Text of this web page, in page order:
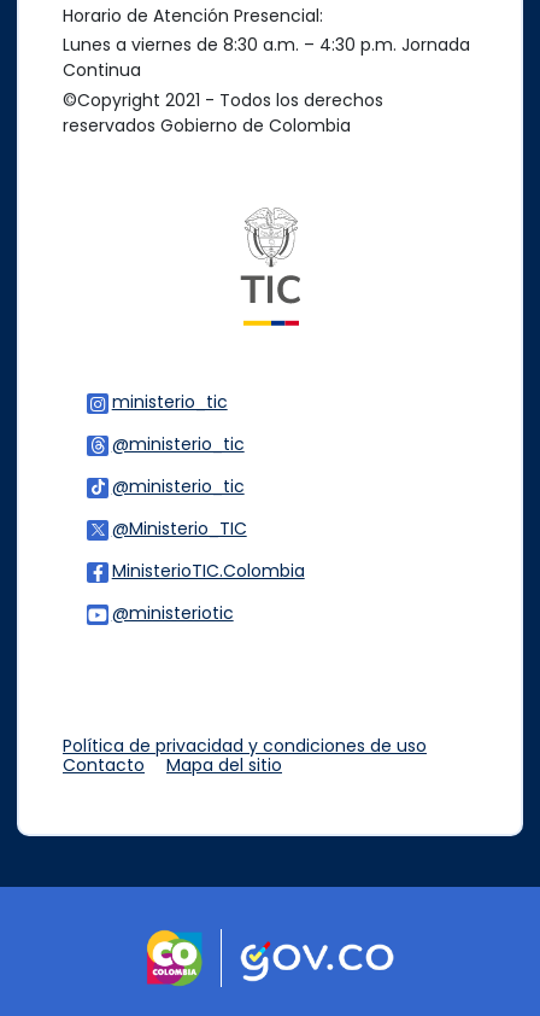
Horario de Atención Presencial:
Lunes a viernes de 8:30 a.m. – 4:30 p.m. Jornada
Continua
©Copyright 2021 - Todos los derechos
reservados Gobierno de Colombia
ministerio_tic
@ministerio_tic
@ministerio_tic
@Ministerio_TIC
MinisterioTIC.Colombia
@ministeriotic
Política de privacidad y condiciones de uso
Contacto
Mapa del sitio
Logo marca Colombia